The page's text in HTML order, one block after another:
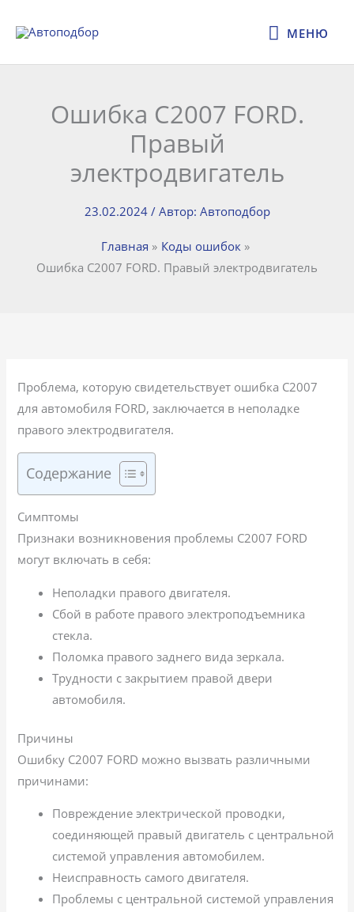
МЕНЮ
МЕНЮ
Ошибка C2007 FORD.
Правый
электродвигатель
23.02.2024 / Автор: Автоподбор
Главная
Коды ошибок
Ошибка C2007 FORD. Правый электродвигатель
Проблема, которую свидетельствует ошибка C2007
для автомобиля FORD, заключается в неполадке
правого электродвигателя.
Содержание
Симптомы
Признаки возникновения проблемы C2007 FORD
могут включать в себя:
Неполадки правого двигателя.
Сбой в работе правого электроподъемника
стекла.
Поломка правого заднего вида зеркала.
Трудности с закрытием правой двери
автомобиля.
Причины
Ошибку C2007 FORD можно вызвать различными
причинами:
Повреждение электрической проводки,
соединяющей правый двигатель с центральной
системой управления автомобилем.
Неисправность самого двигателя.
Проблемы с центральной системой управления